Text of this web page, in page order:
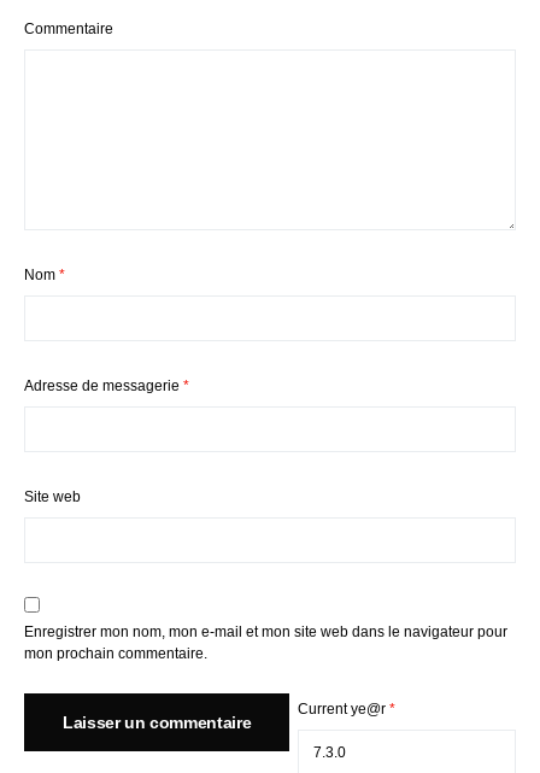
Commentaire
Nom *
Adresse de messagerie *
Site web
Enregistrer mon nom, mon e-mail et mon site web dans le navigateur pour
mon prochain commentaire.
Current ye@r *